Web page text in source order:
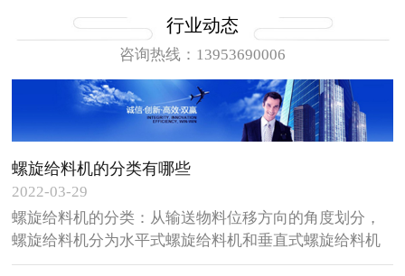
行业动态
咨询热线：13953690006
螺旋给料机的分类有哪些
2022-03-29
螺旋给料机的分类：从输送物料位移方向的角度划分，
螺旋给料机分为水平式螺旋给料机和垂直式螺旋给料机
两大类型，主要用于对各种粉状、颗粒状和小块状等松